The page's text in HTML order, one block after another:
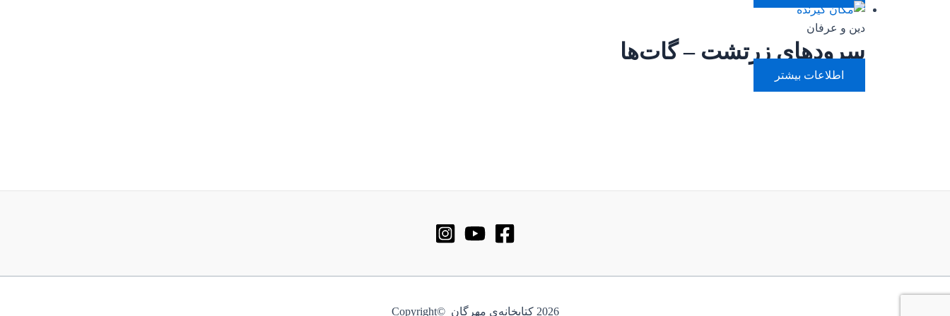
دین و عرفان
سرودهای زرتشت – گات‌ها
اطلاعات بیشتر
2026 کتابخانه‌ی مهرگان ©Copyright